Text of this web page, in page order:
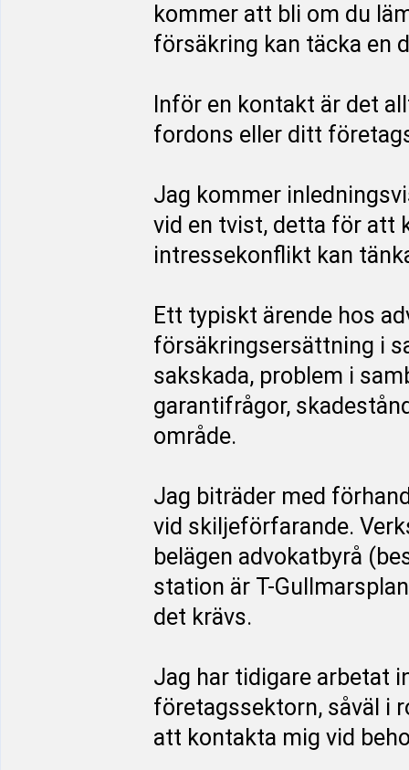
kommer att bli om du
försäkring kan täcka en
Inför en kontakt är det
fordons eller ditt
Jag kommer
vid en tvist, detta för att
intressekonflikt kan
Ett typiskt ärende hos
försäkringsersättning i
sakskada, problem i
garantifrågor,
område.
Jag biträder med
vid skiljeförfarande.
belägen advokatbyrå
station är T-
det krävs.
Jag har tidigare arbetat
företagssektorn, såväl i
att kontakta mig vid